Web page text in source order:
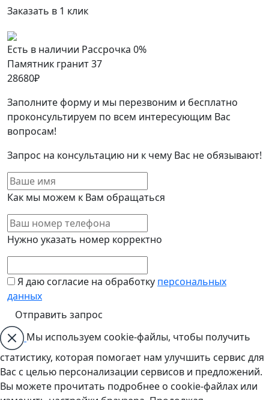
Заказать в 1 клик
Есть в наличии Рассрочка 0%
Памятник гранит 37
28680₽
Заполните форму и мы перезвоним и бесплатно
проконсультируем по всем интересующим Вас
вопросам!
Запрос на консультацию ни к чему Вас не обязывают!
Как мы можем к Вам обращаться
Нужно указать номер корректно
Я даю согласие на обработку персональных
данных
Мы используем cookie-файлы, чтобы получить
статистику, которая помогает нам улучшить сервис для
Вас с целью персонализации сервисов и предложений.
Вы можете прочитать подробнее о cookie-файлах или